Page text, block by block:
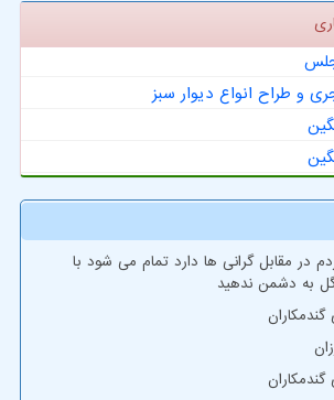
و طراح انواع دیوار سبز
در مقابل گرانی ها دارد تمام می شود با
به دشمن ندهید